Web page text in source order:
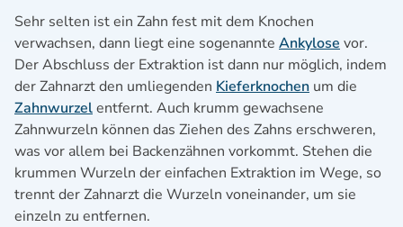
Sehr selten ist ein Zahn fest mit dem Knochen
verwachsen, dann liegt eine sogenannte Ankylose vor.
Der Abschluss der Extraktion ist dann nur möglich, indem
der Zahnarzt den umliegenden Kieferknochen um die
Zahnwurzelentfernt. Auch krumm gewachsene
Zahnwurzeln können das Ziehen des Zahns erschweren,
was vor allem bei Backenzähnen vorkommt. Stehen die
krummen Wurzeln der einfachen Extraktion im Wege, so
trennt der Zahnarzt die Wurzeln voneinander, um sie
einzeln zu entfernen.